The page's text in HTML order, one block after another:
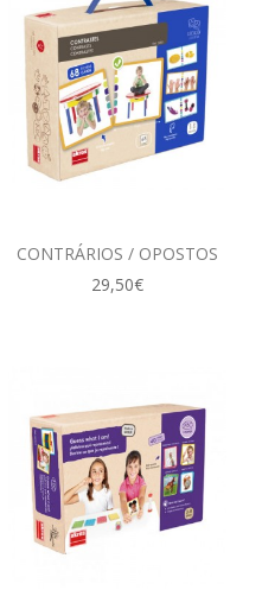
CONTRÁRIOS / OPOSTOS
29,50€